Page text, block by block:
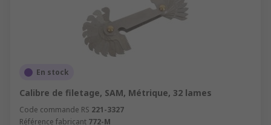
En stock
Calibre de filetage, SAM, Métrique, 32 lames
Code commande RS 221-3327
Référence fabricant 772-M